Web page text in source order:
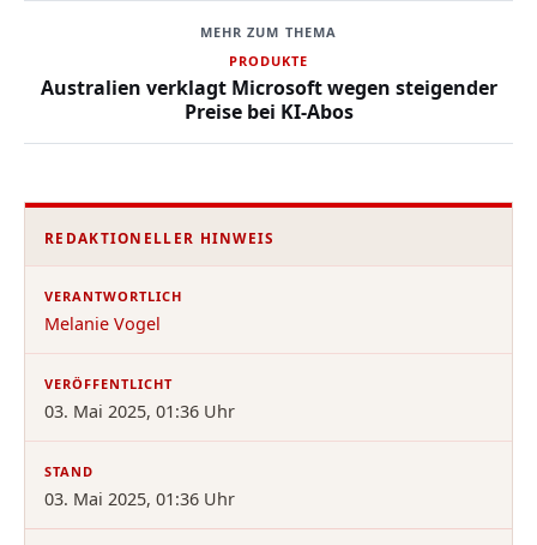
MEHR ZUM THEMA
PRODUKTE
Australien verklagt Microsoft wegen steigender
Preise bei KI-Abos
REDAKTIONELLER HINWEIS
VERANTWORTLICH
Melanie Vogel
VERÖFFENTLICHT
03. Mai 2025, 01:36 Uhr
STAND
03. Mai 2025, 01:36 Uhr